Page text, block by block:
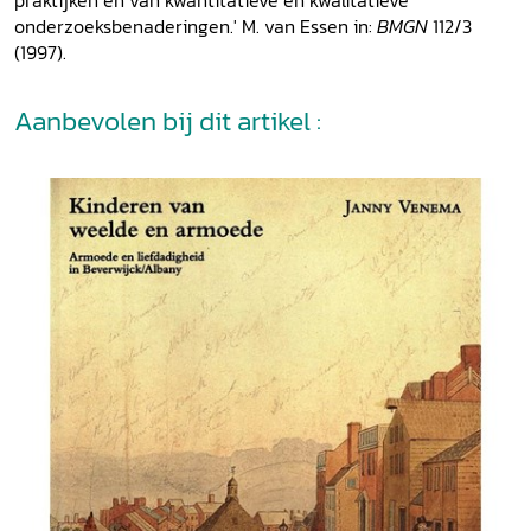
criminele kinderen. Vanaf 1886, met de invoering van de
nieuwe strafwet, kregen alle criminele kinderen in het
particuliere residentiële jeugdzorg in.
onderzoeksbenaderingen.' M. van Essen in: BMGN112/3
(1997).
Aanbevolen bij dit artikel :